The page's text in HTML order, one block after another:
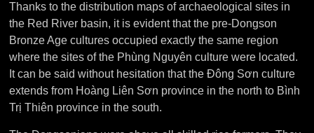
Thanks to the distribution maps of archaeological sites in
the Red River basin, it is evident that the pre-Dongson
Bronze Age cultures occupied exactly the same region
where the sites of the Phùng Nguyên culture were located.
It can be said without hesitation that the Đông Sơn culture
extends from Hoàng Liên Sơn province in the north to Bình
Trị Thiên province in the south.